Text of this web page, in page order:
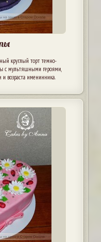
круглый торт темно-
с мультяшными героями,
возраста именинника.